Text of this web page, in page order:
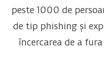
peste 1000 de
de tip phishing și
încercarea de a